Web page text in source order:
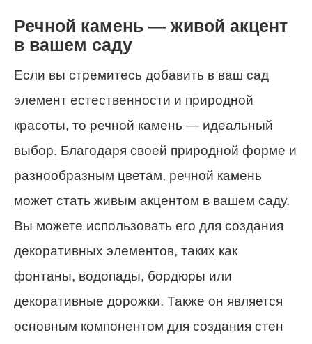
Речной камень — живой акцент
в вашем саду
Если вы стремитесь добавить в ваш сад
элемент естественности и природной
красоты, то речной камень — идеальный
выбор. Благодаря своей природной форме и
разнообразным цветам, речной камень
может стать живым акцентом в вашем саду.
Вы можете использовать его для создания
декоративных элементов, таких как
фонтаны, водопады, бордюры или
декоративные дорожки. Также он является
основным компонентом для создания стен